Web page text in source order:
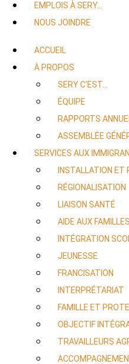
EMPLOIS À SERY…
NOUS JOINDRE
ACCUEIL
À PROPOS
SERY C’EST…
ÉQUIPE
RAPPORTS
ASSEMBLÉE
SERVICES AUX
INSTALLATION ET
RÉGIONALISATION
LIAISON SANTÉ
AIDE AUX FAMILLES
INTÉGRATION
JEUNESSE
FRANCISATION
INTERPRÉTARIAT
FAMILLE ET
OBJECTIF
TRAVAILLEURS